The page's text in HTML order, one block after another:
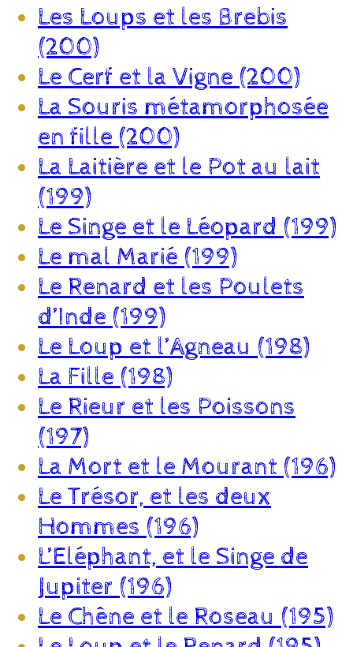
Les Loups et les Brebis
(200)
Le Cerf et la Vigne (200)
La Souris métamorphosée
en fille (200)
La Laitière et le Pot au lait
(199)
Le Singe et le Léopard (199)
Le mal Marié (199)
Le Renard et les Poulets
d’Inde (199)
Le Loup et l’Agneau (198)
La Fille (198)
Le Rieur et les Poissons
(197)
La Mort et le Mourant (196)
Le Trésor, et les deux
Hommes (196)
L’Eléphant, et le Singe de
Jupiter (196)
Le Chêne et le Roseau (195)